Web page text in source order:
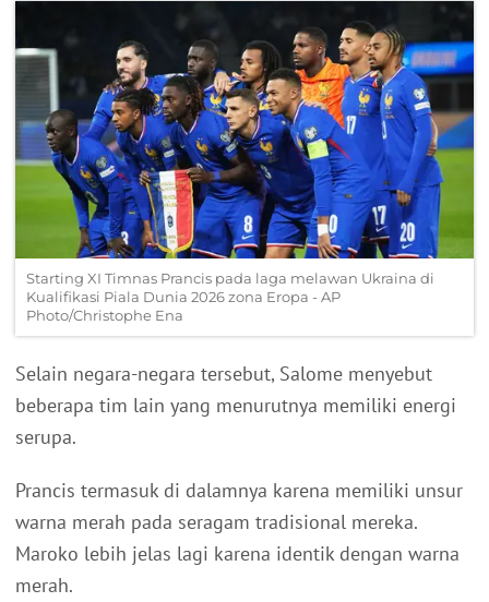
Starting XI Timnas Prancis pada laga melawan Ukraina di
Kualifikasi Piala Dunia 2026 zona Eropa - AP
Photo/Christophe Ena
Selain negara-negara tersebut, Salome menyebut
beberapa tim lain yang menurutnya memiliki energi
serupa.
Prancis termasuk di dalamnya karena memiliki unsur
warna merah pada seragam tradisional mereka.
Maroko lebih jelas lagi karena identik dengan warna
merah.